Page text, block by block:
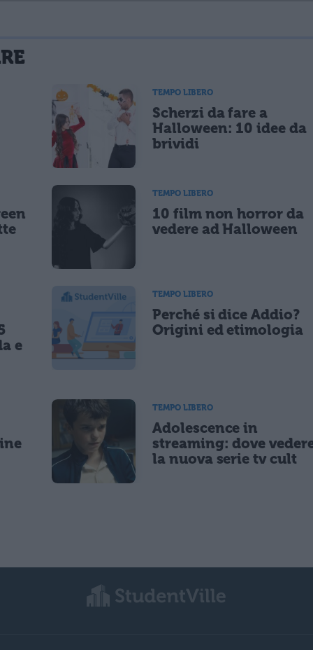
cookie salvi i tuoi dati (nome, email) per il prossimo commento.
di marketing diretto con modalità automatizzate o tradizionali
TEMPO LIBERO
Scherzi da fare a
Halloween: 10 idee da
brividi
TEMPO LIBERO
10 film non horror da
vedere ad Halloween
e
TEMPO LIBERO
Perché si dice Addio?
Origini ed etimologia
TEMPO LIBERO
Adolescence in
streaming: dove
la nuova serie tv cult